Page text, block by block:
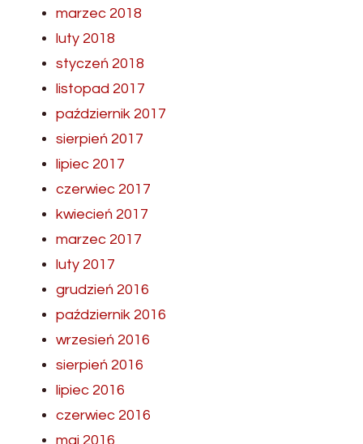
marzec 2018
luty 2018
styczeń 2018
listopad 2017
październik 2017
sierpień 2017
lipiec 2017
czerwiec 2017
kwiecień 2017
marzec 2017
luty 2017
grudzień 2016
październik 2016
wrzesień 2016
sierpień 2016
lipiec 2016
czerwiec 2016
maj 2016